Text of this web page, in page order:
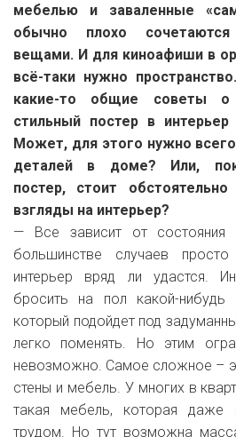
мебелью и заваленные
обычно плохо
вещами. И для киноафиши в
всё-таки нужно
какие-то общие советы
стильный постер в
Может, для этого нужно
деталей в доме? Или,
постер, стоит
взгляды на интерьер?
— Все зависит от состояния
большинстве случаев
интерьер вряд ли удастся.
бросить на пол какой-нибудь
который подойдет под
легко поменять. Но этим
невозможно. Самое сложное –
стены и мебель. У многих в
такая мебель, которая
трудом. Но тут возможна